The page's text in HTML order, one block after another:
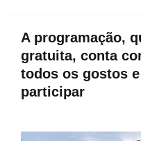
A programação,
gratuita, conta
todos os gostos
participar